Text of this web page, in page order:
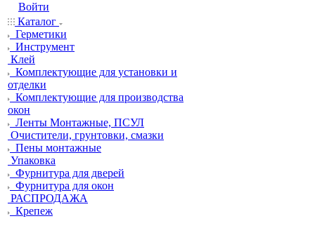
Войти
Каталог
Герметики
Инструмент
Клей
Комплектующие для установки и
отделки
Комплектующие для производства
окон
Ленты Монтажные, ПСУЛ
Очистители, грунтовки, смазки
Пены монтажные
Упаковка
Фурнитура для дверей
Фурнитура для окон
РАСПРОДАЖА
Крепеж